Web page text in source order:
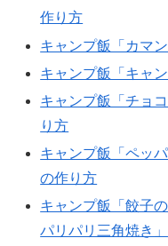
作り方
キャンプ飯「カマ
キャンプ飯「キャ
キャンプ飯「チョ
り方
キャンプ飯「ペッ
の作り方
キャンプ飯「餃子
パリパリ三角焼き」